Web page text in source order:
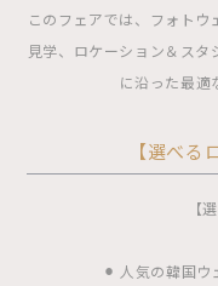
このフェアでは、フォト
見学、ロケーション＆ス
に沿った最適
【選べる
【
⚫︎ 人気の韓国